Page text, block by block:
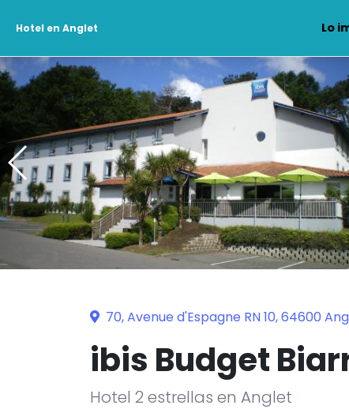
Hotel en Anglet Lo
70, Avenue d'Espagne RN 10, 64600
ibis Budget
Hotel 2 estrellas en Anglet